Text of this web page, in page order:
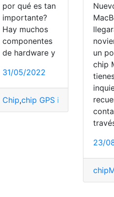
autos,chip GPS integrado,
por qué es tan
importante?
Hay muchos
componentes
de hardware y
31/05/2022
Chip,chip GPS integrado ,chip
un
chip
23/